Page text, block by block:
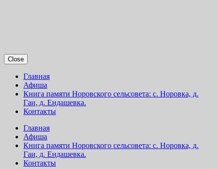
Close
Главная
Афиша
Книга памяти Норовского сельсовета: с. Норовка, д.
Гаи, д. Ендашевка.
Контакты
Главная
Афиша
Книга памяти Норовского сельсовета: с. Норовка, д.
Гаи, д. Ендашевка.
Контакты